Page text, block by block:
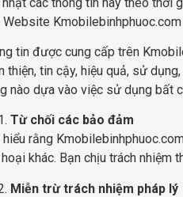
Website
tin được cung cấp trên
thiện, tin cậy, hiệu quả, sử
nào dựa vào việc sử dụng bất
Từ chối các bảo đảm
hiểu rằng
khác. Bạn chịu trách
Miễn trừ trách nhiệm pháp lý